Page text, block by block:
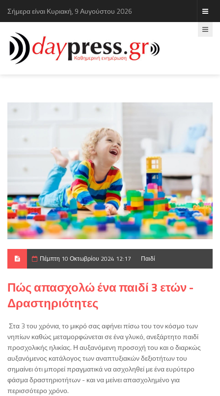
Σήμερα είναι Κυριακή, 9 Αυγούστου 2026
Πέμπτη 10 Οκτωβρίου 2024 12:17 Παιδί
Πώς απασχολώ ένα παιδί 3 ετών -
Δραστηριότητες
Στα 3 του χρόνια, το μικρό σας αφήνει πίσω του τον κόσμο των
νηπίων καθώς μεταμορφώνεται σε ένα γλυκό, ανεξάρτητο παιδί
προσχολικής ηλικίας. Η αυξανόμενη προσοχή του και ο διαρκώς
αυξανόμενος κατάλογος των αναπτυξιακών δεξιοτήτων του
σημαίνει ότι μπορεί πραγματικά να ασχοληθεί με ένα ευρύτερο
φάσμα δραστηριοτήτων - και να μείνει απασχολημένο για
περισσότερο χρόνο.